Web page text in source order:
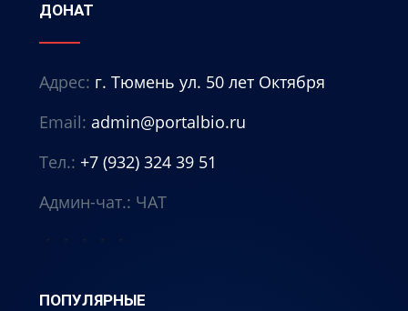
ДОНАТ
Адрес: г. Тюмень ул. 50 лет Октября
Email: admin@portalbio.ru
Тел.: +7 (932) 324 39 51
Админ-чат.: ЧАТ
ПОПУЛЯРНЫЕ